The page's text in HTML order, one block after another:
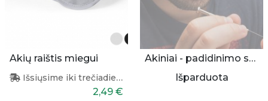
Akių raištis miegui
Išsiųsime iki trečiadienio
2,49 €
Akiniai - padidinimo stiklai
Išparduota